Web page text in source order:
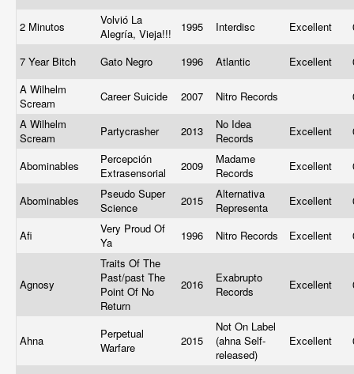
2 Minutos
Volvió La
Alegría, Vieja!!!
1995 Interdisc Excellent
7 Year Bitch Gato Negro 1996 Atlantic Excellent
A Wilhelm
Scream
Career Suicide 2007 Nitro Records
A Wilhelm
Scream
Partycrasher 2013
No Idea
Records
Excellent
Abominables
Percepción
Extrasensorial
2009
Madame
Records
Excellent
Abominables
Pseudo Super
Science
2015
Alternativa
Representa
Excellent
Afi
Very Proud Of
Ya
1996 Nitro Records Excellent
Agnosy
Traits Of The
Past/past The
Point Of No
Return
2016
Exabrupto
Records
Excellent
Ahna
Perpetual
Warfare
2015
Not On Label
(ahna Self-
released)
Excellent